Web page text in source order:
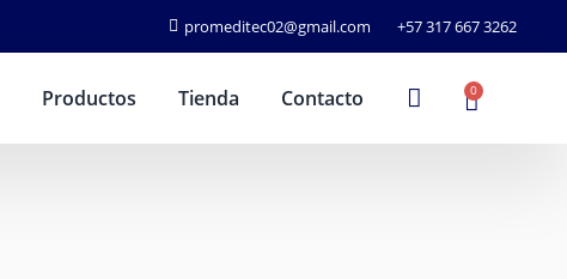
promeditec02@gmail.com +57 317 667 3262
Productos Tienda Contacto 0